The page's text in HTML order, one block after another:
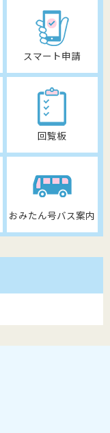
スマート申請
回覧板
おみたん号バス案内